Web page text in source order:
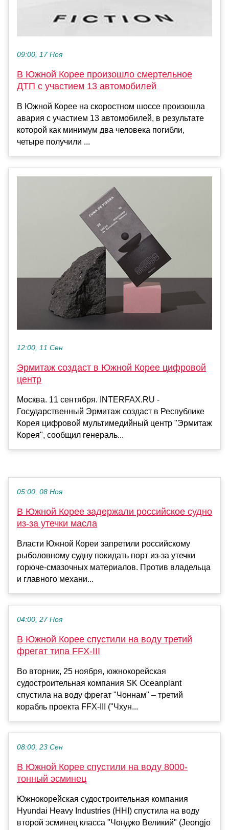
09:00, 17 Ноя
В Южной Корее произошло смертельное
ДТП с участием 13 автомобилей
В Южной Корее на скоростном шоссе произошла
авария с участием 13 автомобилей, в результате
которой как минимум два человека погибли,
четыре получили ...
12:00, 11 Сен
Эрмитаж создаст в Южной Корее цифровой
центр
Москва. 11 сентября. INTERFAX.RU -
Государственный Эрмитаж создаст в Республике
Корея цифровой мультимедийный центр "Эрмитаж
Корея", сообщил генераль...
05:00, 08 Ноя
В Южной Корее задержали российское судно
из-за утечки масла
Власти Южной Кореи запретили российскому
рыболовному судну покидать порт из-за утечки
горюче-смазочных материалов. Против владельца
и главного механи...
04:00, 27 Ноя
В Южной Корее спустили на воду третий
фрегат типа FFX-III
Во вторник, 25 ноября, южнокорейская
судостроительная компания SK Oceanplant
спустила на воду фрегат "Чоннам" – третий
корабль проекта FFX-III ("Чхун...
08:00, 23 Сен
В Южной Корее спустили на воду 8000-
тонный эсминец
Южнокорейская судостроительная компания
Hyundai Heavy Industries (HHI) спустила на воду
второй эсминец класса "Чонджо Великий" (Jeongjo